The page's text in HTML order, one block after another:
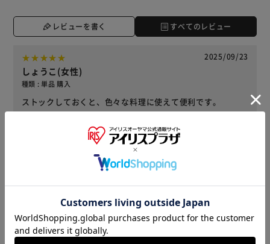
レビューを書く すべてのレビュー
2025/09/23
しょうこ(女性)
種類 : 単品 購入
ストックしておくと、色々な料理に使えて便利です。
パスタソースやピザソースなど色々な料理に使えて便利で
す。
役に立った